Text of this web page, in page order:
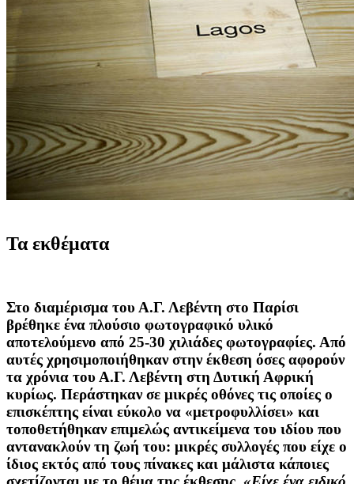
Τα εκθέματα
Στο διαμέρισμα του Α.Γ. Λεβέντη στο Παρίσι
βρέθηκε ένα πλούσιο φωτογραφικό υλικό
αποτελούμενο από 25-30 χιλιάδες φωτογραφίες. Από
αυτές χρησιμοποιήθηκαν στην έκθεση όσες αφορούν
τα χρόνια του Α.Γ. Λεβέντη στη Δυτική Αφρική
κυρίως. Περάστηκαν σε μικρές οθόνες τις οποίες ο
επισκέπτης είναι εύκολο να «μετροφυλλίσει» και
τοποθετήθηκαν επιμελώς αντικείμενα του ιδίου που
αντανακλούν τη ζωή του: μικρές συλλογές που είχε ο
ίδιος εκτός από τους πίνακες και μάλιστα κάποιες